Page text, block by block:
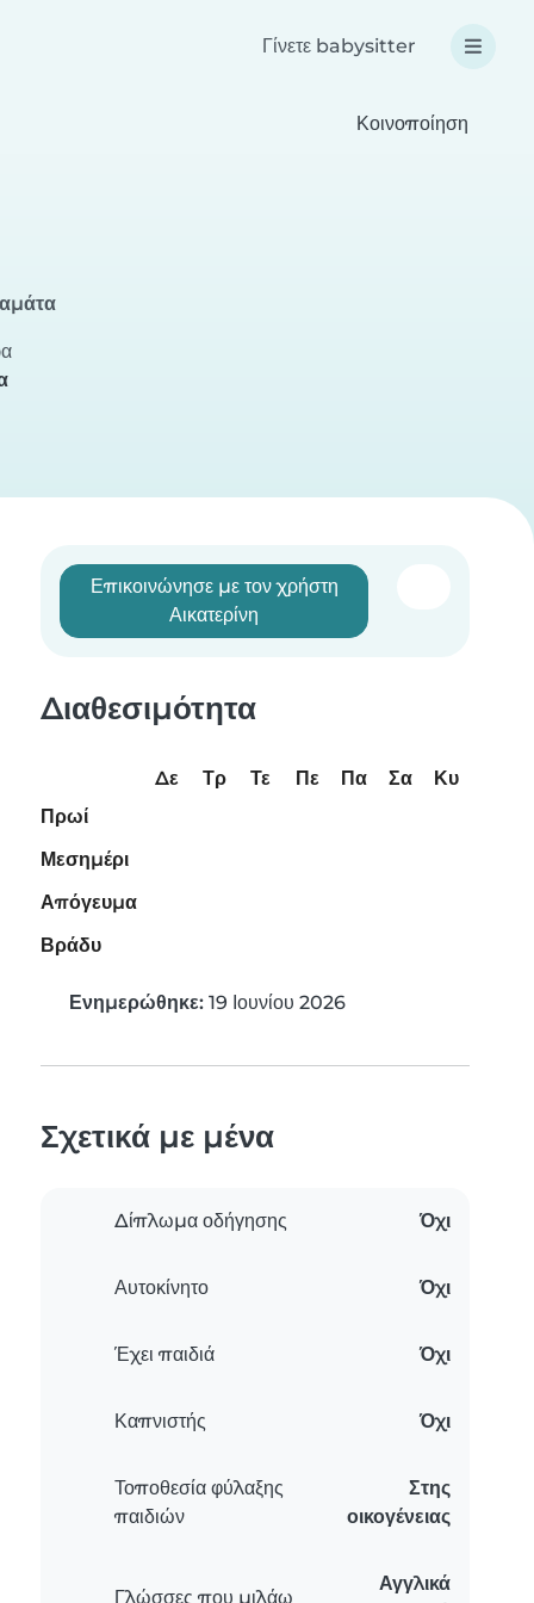
Γίνετε babysitter
Κοινοποίηση
Επικοινώνησε με τον χρήστη
Αικατερίνη
Διαθεσιμότητα
Δε Τρ Τε Πε Πα Σα
Κυ
Πρωί
Μεσημέρι
Απόγευμα
Βράδυ
Ενημερώθηκε: 19 Ιουνίου 2026
Σχετικά με μένα
Δίπλωμα οδήγησης Όχι
Αυτοκίνητο Όχι
Έχει παιδιά Όχι
Καπνιστής Όχι
Τοποθεσία φύλαξης
παιδιών
Στης
οικογένειας
Γλώσσες που μιλάω
Αγγλικά